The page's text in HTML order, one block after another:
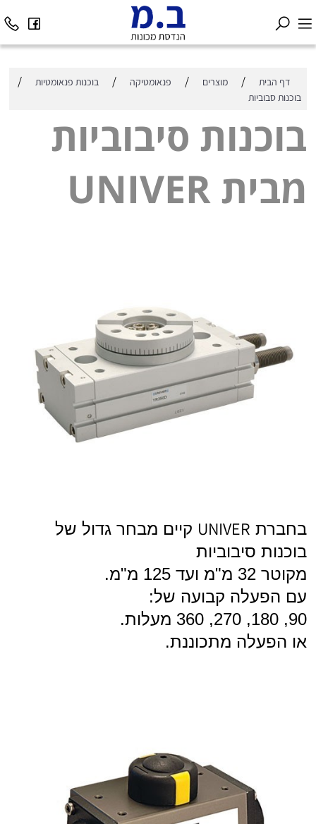
דף הבית / מוצרים / פנאומטיקה / בוכנות פנאומטיות /
בוכנות סבוביות
בוכנות סיבוביות
מבית UNIVER
בחברת UNIVER קיים מבחר גדול של
בוכנות סיבוביות
מקוטר 32 מ"מ ועד 125 מ"מ.
עם הפעלה קבועה של:
90,
180,
270, 360 מעלות.
או הפעלה מתכוננת.